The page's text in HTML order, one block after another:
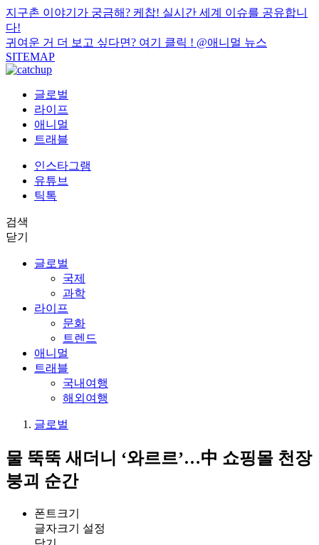
지구촌 이야기가 궁금해? 케찹! 실시간 세계 이슈를 공유합니
다!
귀여운 거 더 보고 싶다면? 여기 클릭 ! @애니멀 뉴스
SITEMAP
글로벌
라이프
애니멀
트래블
인스타그램
유튜브
틱톡
검색
닫기
글로벌
국제
과학
라이프
문화
트렌드
애니멀
트래블
국내여행
해외여행
글로벌
물 뚝뚝 새더니 ‘와르르’…中 쇼핑몰 천장
붕괴 순간
폰트크기
글자크기 설정